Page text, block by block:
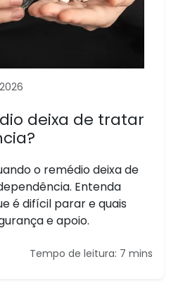
deixa de tratar
o remédio deixa de
Entenda
é difícil parar e quais
e apoio.
Tempo de leitura: 7 mins